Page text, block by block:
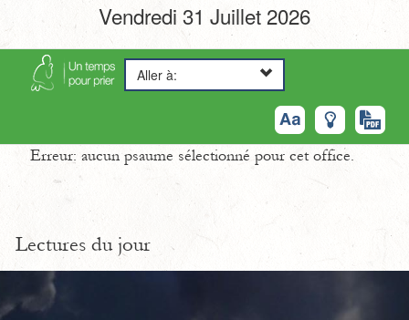
Vendredi 31 Juillet 2026
Aller à:
Erreur: aucun psaume sélectionné pour cet office.
Lectures du jour